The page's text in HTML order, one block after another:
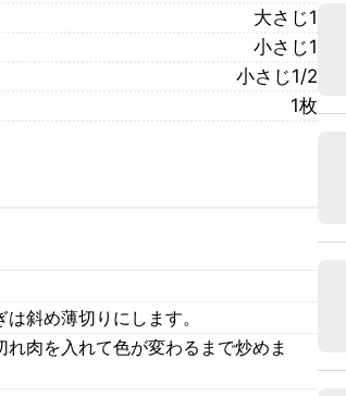
大さじ1
小さじ1
小さじ1/2
1枚
斜め薄切りにします。
肉を入れて色が変わるまで炒めま